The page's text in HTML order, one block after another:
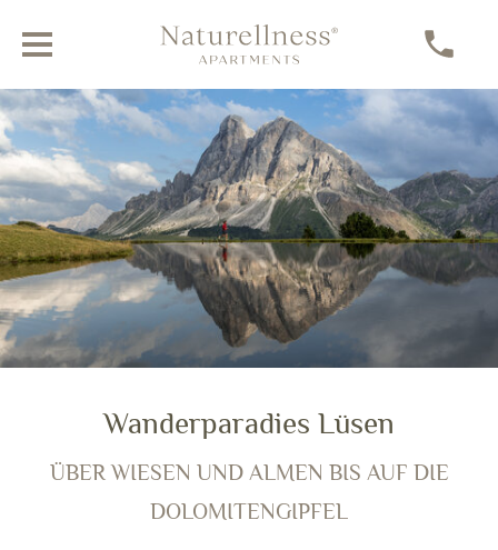
BERGVERGNÜGEN IN UND UM DIE DOLOMITEN
Wanderparadies Lüsen
ÜBER WIESEN UND ALMEN BIS AUF DIE
DOLOMITENGIPFEL